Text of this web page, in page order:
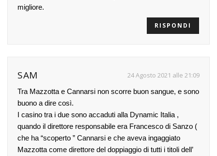
migliore.
RISPONDI
SAM 24 Agosto 2021 alle 21:09
Tra Mazzotta e Cannarsi non scorre buon sangue, e sono
buono a dire così.
I casino tra i due sono accaduti alla Dynamic Italia ,
quando il direttore responsabile era Francesco di Sanzo (
che ha “scoperto ” Cannarsi e che aveva ingaggiato
Mazzotta come direttore del doppiaggio di tutti i titoli dell’